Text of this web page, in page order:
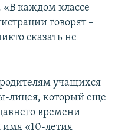
«В каждом классе
говорят –
сказать не
учащихся
лицея, который еще
времени
имя «10-летия